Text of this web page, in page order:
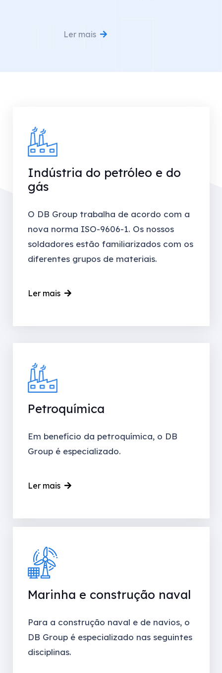
Ler mais
Indústria do petróleo e do
gás
O DB Group trabalha de acordo com a
nova norma ISO-9606-1. Os nossos
soldadores estão familiarizados com os
diferentes grupos de materiais.
Ler mais
Petroquímica
Em benefício da petroquímica, o DB
Group é especializado.
Ler mais
Marinha e construção naval
Para a construção naval e de navios, o
DB Group é especializado nas seguintes
disciplinas.